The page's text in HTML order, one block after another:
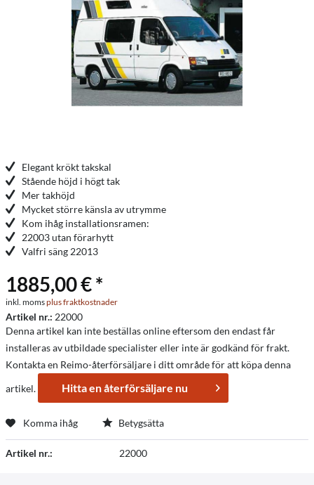
Elegant krökt takskal
Stående höjd i högt tak
Mer takhöjd
Mycket större känsla av utrymme
Kom ihåg installationsramen:
22003 utan förarhytt
Valfri säng 22013
1885,00 € *
inkl. momsplus fraktkostnader
Artikel nr.: 22000
Denna artikel kan inte beställas online eftersom den endast får
installeras av utbildade specialister eller inte är godkänd för frakt.
Kontakta en Reimo-återförsäljare i ditt område för att köpa denna
artikel.
Hitta en återförsäljare nu
Komma ihåg Betygsätta
Artikel nr.: 22000